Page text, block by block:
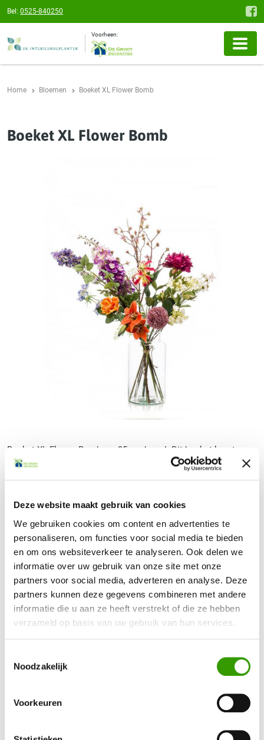
Deze website maakt gebruik van cookies
We gebruiken cookies om content en advertenties te
personaliseren, om functies voor social media te bieden
en om ons websiteverkeer te analyseren. Ook delen we
informatie over uw gebruik van onze site met onze
partners voor social media, adverteren en analyse. Deze
partners kunnen deze gegevens combineren met andere
informatie die u aan ze heeft verstrekt of die ze hebben
verzameld op basis van uw gebruik van hun services.
Noodzakelijk
Voorkeuren
Bel: 0525-840250
Voorheen:
Home Bloemen Boeket XL Flower Bomb
Boeket XL Flower Bomb
Boeket XL Flower Bomb ca. 95 cm hoog! Dit boeket komt
het best tot zijn recht in een hoge vaas ca 35cm met een
Selecteer hieronder de gewenste uitvoering
Artikelnr. Uitvoering Prijs excl.BTW*
Alle prijzen zijn exclusief sierpot